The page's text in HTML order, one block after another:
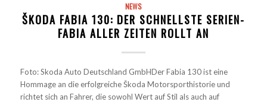
NEWS
ŠKODA FABIA 130: DER SCHNELLSTE SERIEN-
FABIA ALLER ZEITEN ROLLT AN
Foto: Skoda Auto Deutschland GmbHDer Fabia 130 ist eine
Hommage an die erfolgreiche Škoda Motorsporthistorie und
richtet sich an Fahrer, die sowohl Wert auf Stil als auch auf